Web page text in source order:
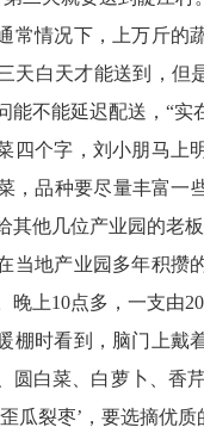
常情况下，上万斤的
天白天才能送到，但
能不能延迟配送，“实
四个字，刘小朋马上
，品种要尽量丰富一
其他几位产业园的老
当地产业园多年积攒
晚上10点多，一支由
棚时看到，脑门上戴
圆白菜、白萝卜、香
瓜裂枣’，要选摘优质